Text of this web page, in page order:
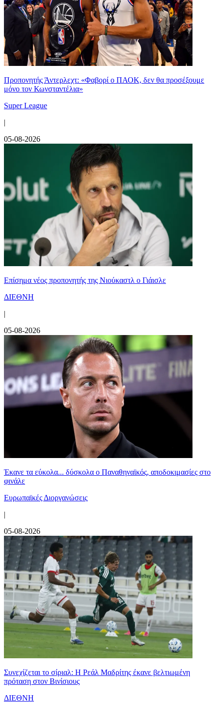
Προπονητής Άντερλεχτ: «Φαβορί ο ΠΑΟΚ, δεν θα προσέξουμε
μόνο τον Κωνσταντέλια»
Super League
|
05-08-2026
Επίσημα νέος προπονητής της Νιούκαστλ ο Γιάισλε
ΔΙΕΘΝΗ
|
05-08-2026
Έκανε τα εύκολα... δύσκολα ο Παναθηναϊκός, αποδοκιμασίες στο
φινάλε
Ευρωπαϊκές Διοργανώσεις
|
05-08-2026
Συνεχίζεται το σίριαλ: Η Ρεάλ Μαδρίτης έκανε βελτιωμένη
πρόταση στον Βινίσιους
ΔΙΕΘΝΗ